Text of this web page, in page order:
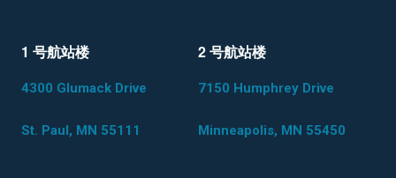
1 号航站楼
4300 Glumack Drive
St. Paul, MN 55111
2 号航站楼
7150 Humphrey Drive
Minneapolis, MN 55450